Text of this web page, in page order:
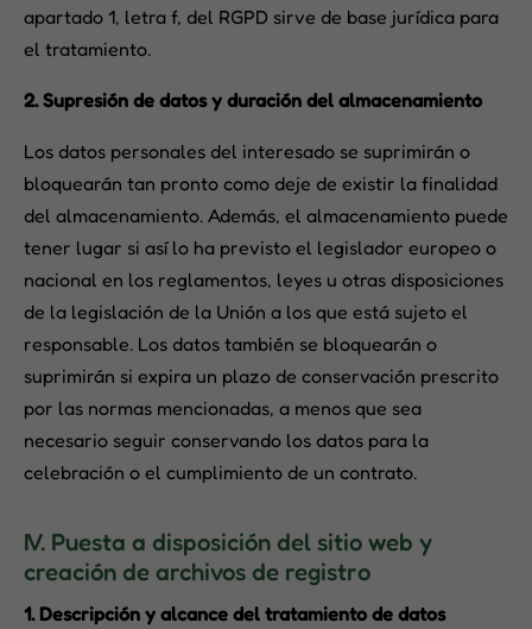
apartado 1, letra f, del RGPD sirve de base jurídica para
el tratamiento.
2.Supresión de datos y duración del almacenamiento
Los datos personales del interesado se suprimirán o
bloquearán tan pronto como deje de existir la finalidad
del almacenamiento. Además, el almacenamiento puede
tener lugar si así lo ha previsto el legislador europeo o
nacional en los reglamentos, leyes u otras disposiciones
de la legislación de la Unión a los que está sujeto el
responsable. Los datos también se bloquearán o
suprimirán si expira un plazo de conservación prescrito
por las normas mencionadas, a menos que sea
necesario seguir conservando los datos para la
celebración o el cumplimiento de un contrato.
IV. Puesta a disposición del sitio web y
creación de archivos de registro
1. Descripción y alcance del tratamiento de datos